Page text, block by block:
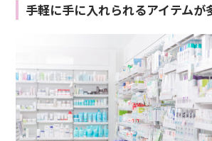
手軽に手に入れられるアイテムが